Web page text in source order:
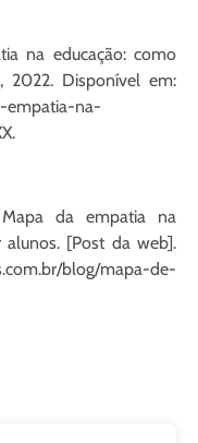
na educação: como
2022. Disponível em:
empatia-na-
da empatia na
[Post da web].
blog/mapa-de-